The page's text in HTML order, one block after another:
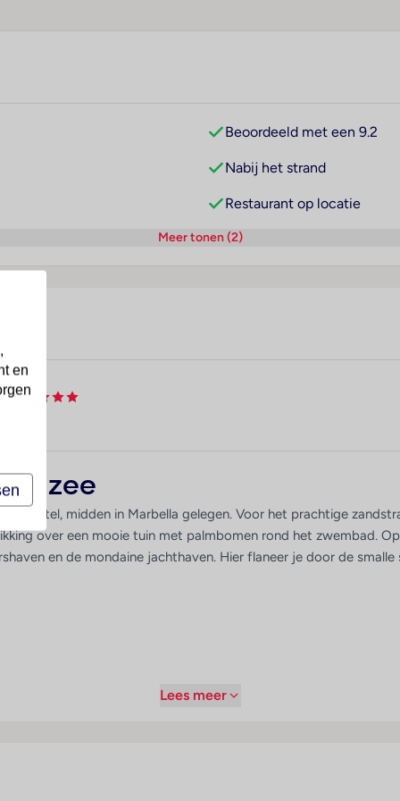
Beoordeeld met een 9.2
Nabij het strand
Restaurant op locatie
Meer tonen (2)
zee
hip hotel, midden in Marbella gelegen. Voor het prachtige
over een mooie tuin met palmbomen rond het zwembad.
en de mondaine jachthaven. Hier flaneer je door de
Lees meer
en